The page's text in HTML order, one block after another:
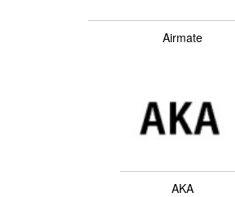
Airmate
AKA